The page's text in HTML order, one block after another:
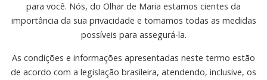
para você. Nós, do Olhar de Maria estamos cientes da
importância da sua privacidade e tomamos todas as medidas
possíveis para assegurá-la.
As condições e informações apresentadas neste termo estão
de acordo com a legislação brasileira, atendendo, inclusive, os